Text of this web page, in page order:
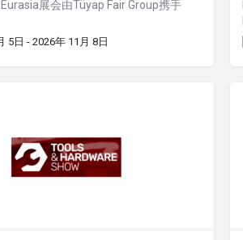
展会由Tüyap Fair Group携手
5日 - 2026年 11月 8日